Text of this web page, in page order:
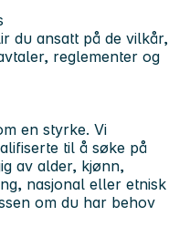
du ansatt på de vilkår,
reglementer og
en styrke. Vi
til å søke på
av alder, kjønn,
nasjonal eller etnisk
om du har behov